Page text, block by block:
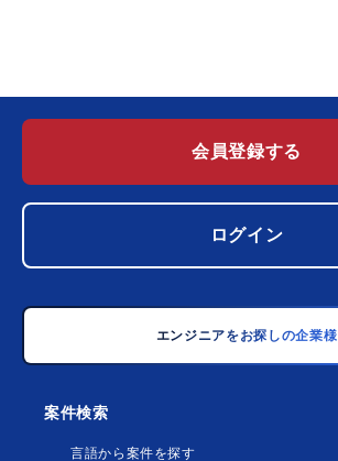
会員登録する
ログイン
エンジニアをお探しの企業様
案件検索
言語から案件を探す